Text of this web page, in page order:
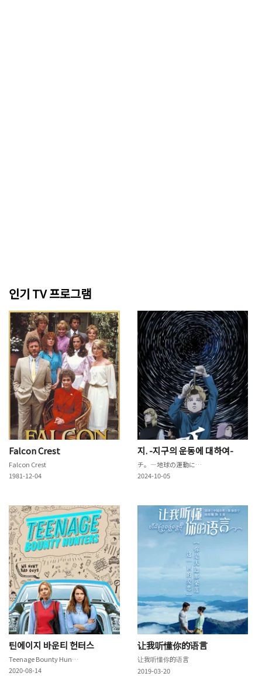
인기 TV 프로그램
Falcon Crest
Falcon Crest
1981-12-04
지. -지구의 운동에 대하여-
チ。―地球の運動について―
2024-10-05
틴에이지 바운티 헌터스
Teenage Bounty Hunters
2020-08-14
让我听懂你的语言
让我听懂你的语言
2019-03-20